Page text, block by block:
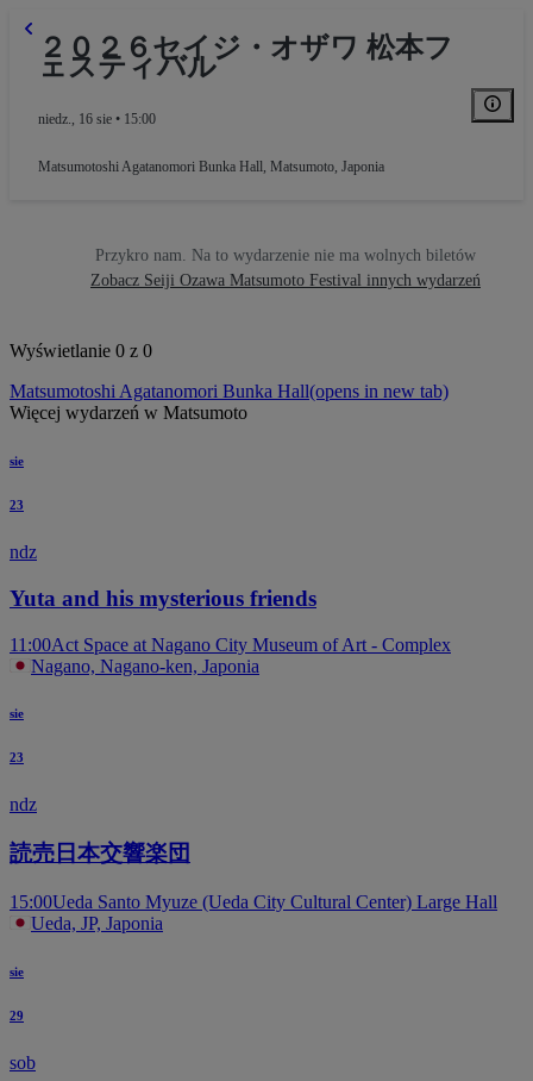
２０２６セイジ・オザワ 松本フ
ェスティバル
niedz., 16 sie • 15:00
Matsumotoshi Agatanomori Bunka Hall, Matsumoto, Japonia
Przykro nam. Na to wydarzenie nie ma wolnych biletów
Zobacz Seiji Ozawa Matsumoto Festival innych wydarzeń
Wyświetlanie 0 z 0
Matsumotoshi Agatanomori Bunka Hall(opens in new tab)
Więcej wydarzeń w Matsumoto
sie
23
ndz
Yuta and his mysterious friends
11:00Act Space at Nagano City Museum of Art - Complex
Nagano, Nagano-ken, Japonia
sie
23
ndz
読売日本交響楽団
15:00Ueda Santo Myuze (Ueda City Cultural Center) Large Hall
Ueda, JP, Japonia
sie
29
sob